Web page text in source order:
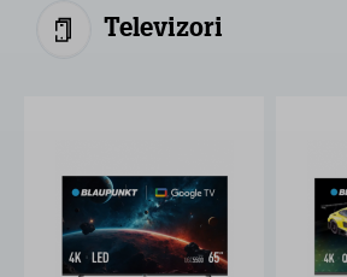
Televizori